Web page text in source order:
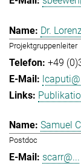
Dr.
Projektgruppenleiter
+49
Samuel
Postdoc
scarr@...